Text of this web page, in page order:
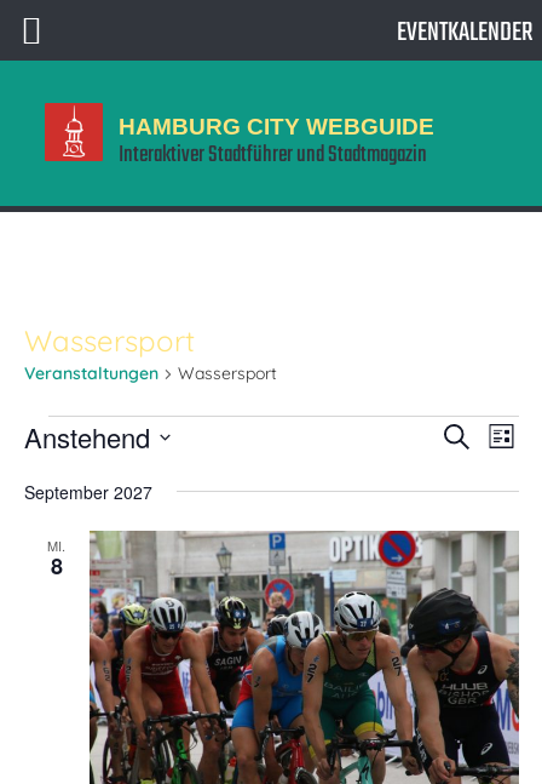
HAMBURG CITY WEBGUIDE
Interaktiver Stadtführer und Stadtmagazin
Wassersport
Veranstaltungen Wassersport
Veranstaltungen
Suche
Ansichten,
Navigation
SucheListe
Anstehend
wählen.
September 2027
MI.
8
EVENTKALENDER